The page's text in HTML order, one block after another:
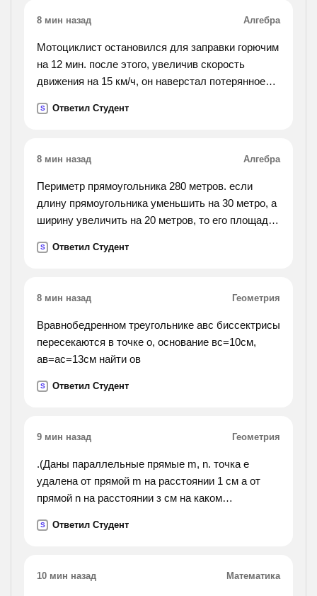
8 мин назад Алгебра
Мотоциклист остановился для заправки горючим
на 12 мин. после этого, увеличив скорость
движения на 15 км/ч, он наверстал потерянное
двигался после остановки?
S Ответил Студент
8 мин назад Алгебра
Периметр прямоугольника 280 метров. если
длину прямоугольника уменьшить на 30 метро, а
ширину увеличить на 20 метров, то его площадь
длину и ширину данного прямоугольника.
S Ответил Студент
8 мин назад Геометрия
Вравнобедренном треугольнике авс биссектрисы
пересекаются в точке о, основание вс=10см,
ав=ас=13см найти ов
S Ответил Студент
9 мин назад Геометрия
.(Даны параллельные прямые m, n. точка е
удалена от прямой m на расстоянии 1 см а от
прямой n на расстоянии з см на каком
параллельные прямые m, n? сколько решений
S Ответил Студент
10 мин назад Математика